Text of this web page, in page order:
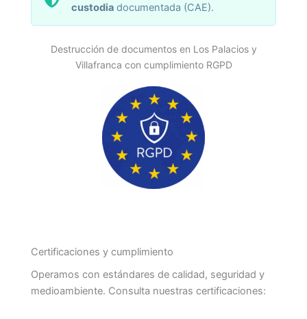
custodia documentada (CAE).
Destrucción de documentos en Los Palacios y
Villafranca con cumplimiento RGPD
Certificaciones y cumplimiento
Operamos con estándares de calidad, seguridad y
medioambiente. Consulta nuestras certificaciones: